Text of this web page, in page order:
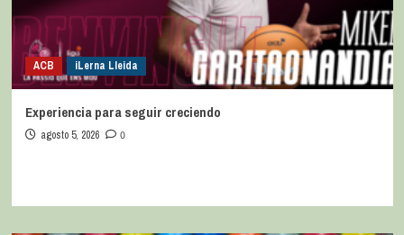
ACB iLerna Lleida
Experiencia para seguir creciendo
agosto 5, 2026 0